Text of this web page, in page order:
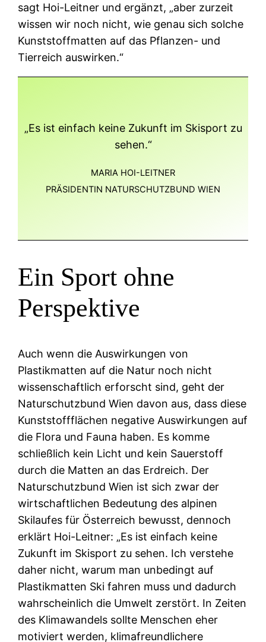
sagt Hoi-Leitner und ergänzt, „aber zurzeit
wissen wir noch nicht, wie genau sich solche
Kunststoffmatten auf das Pflanzen- und
Tierreich auswirken.“
„Es ist einfach keine Zukunft im Skisport zu
sehen.“
MARIA HOI-LEITNER
PRÄSIDENTIN NATURSCHUTZBUND WIEN
Ein Sport ohne
Perspektive
Auch wenn die Auswirkungen von
Plastikmatten auf die Natur noch nicht
wissenschaftlich erforscht sind, geht der
Naturschutzbund Wien davon aus, dass diese
Kunststoffflächen negative Auswirkungen auf
die Flora und Fauna haben. Es komme
schließlich kein Licht und kein Sauerstoff
durch die Matten an das Erdreich. Der
Naturschutzbund Wien ist sich zwar der
wirtschaftlichen Bedeutung des alpinen
Skilaufes für Österreich bewusst, dennoch
erklärt Hoi-Leitner: „Es ist einfach keine
Zukunft im Skisport zu sehen. Ich verstehe
daher nicht, warum man unbedingt auf
Plastikmatten Ski fahren muss und dadurch
wahrscheinlich die Umwelt zerstört. In Zeiten
des Klimawandels sollte Menschen eher
motiviert werden, klimafreundlichere